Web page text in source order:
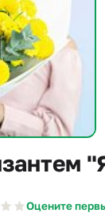
Оцените